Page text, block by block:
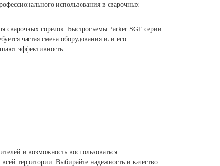
использования в сварочных
сварочных горелок. Быстросъемы Parker SGT серии
частая смена оборудования или его
эффективность.
и возможность воспользоваться
территории. Выбирайте надежность и качество